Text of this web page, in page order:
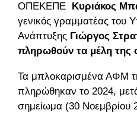
ΟΠΕΚΕΠΕ
Κυριάκος
γενικός γραμματέας του
Ανάπτυξης Γιώργος
πληρωθούν τα μέλη της
Τα μπλοκαρισμένα ΑΦΜ
πληρώθηκαν το 2024,
σημείωμα (30 Νοεμβρίου